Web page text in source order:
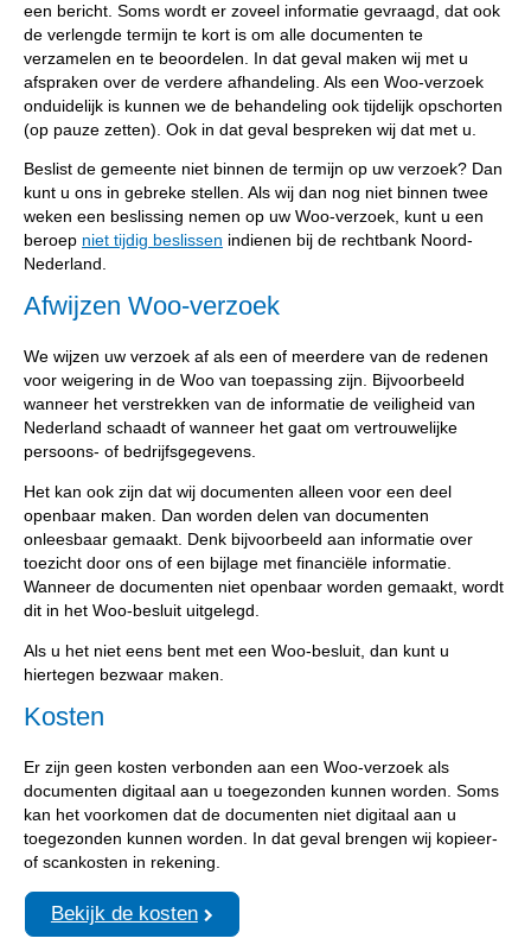
een bericht. Soms wordt er zoveel informatie gevraagd, dat ook
de verlengde termijn te kort is om alle documenten te
verzamelen en te beoordelen. In dat geval maken wij met u
afspraken over de verdere afhandeling. Als een Woo-verzoek
onduidelijk is kunnen we de behandeling ook tijdelijk opschorten
(op pauze zetten). Ook in dat geval bespreken wij dat met u.
Beslist de gemeente niet binnen de termijn op uw verzoek? Dan
kunt u ons in gebreke stellen. Als wij dan nog niet binnen twee
weken een beslissing nemen op uw Woo-verzoek, kunt u een
beroep niet tijdig beslissen indienen bij de rechtbank Noord-
Nederland.
Afwijzen Woo-verzoek
We wijzen uw verzoek af als een of meerdere van de redenen
voor weigering in de Woo van toepassing zijn. Bijvoorbeeld
wanneer het verstrekken van de informatie de veiligheid van
Nederland schaadt of wanneer het gaat om vertrouwelijke
persoons- of bedrijfsgegevens.
Het kan ook zijn dat wij documenten alleen voor een deel
openbaar maken. Dan worden delen van documenten
onleesbaar gemaakt. Denk bijvoorbeeld aan informatie over
toezicht door ons of een bijlage met financiële informatie.
Wanneer de documenten niet openbaar worden gemaakt, wordt
dit in het Woo-besluit uitgelegd.
Als u het niet eens bent met een Woo-besluit, dan kunt u
hiertegen bezwaar maken.
Kosten
Er zijn geen kosten verbonden aan een Woo-verzoek als
documenten digitaal aan u toegezonden kunnen worden. Soms
kan het voorkomen dat de documenten niet digitaal aan u
toegezonden kunnen worden. In dat geval brengen wij kopieer-
of scankosten in rekening.
Bekijk de kosten